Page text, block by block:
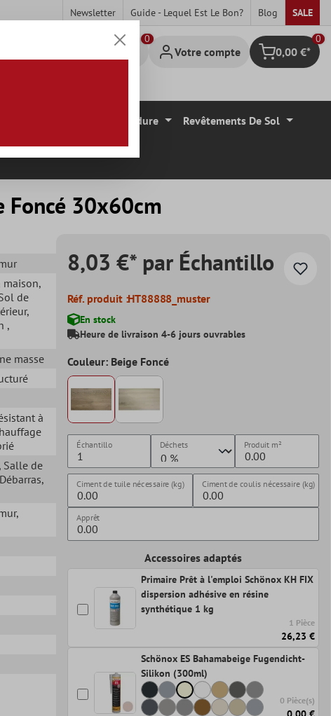
Newsletter Guide - Lequel Est Le Bon? Blog SALE
Votre compte Panier
0
0,00 €*
Carrelage Mural Bordure Revêtements De Sol
Foncé 30x60cm
maison,
de
,
,
masse
à
Salle de
,
,
8,03 €* par Échantillo
Réf. produit :HT88888_muster
En stock
Heure de livraison 4-6 jours ouvrables
Couleur: Beige Foncé
Échantillo Déchets Produit m²
Ciment de tuile nécessaire (kg) Ciment de coulis nécessaire (kg)
Apprêt
Accessoires adaptés
Primaire Prêt à l'emploi Schönox KH FIX
dispersion adhésive en résine
synthétique 1 kg
1 Pièce
26,23 €
Schönox ES Bahamabeige Fugendicht-
Silikon (300ml)
0 Pièce(s)